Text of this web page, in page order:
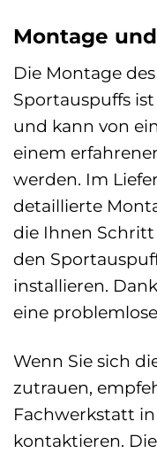
Montage
Die Montage
Sportauspuffs
und kann von
einem
werden. Im
detaillierte
die Ihnen
den
installieren.
eine
Wenn Sie sich
zutrauen,
Fachwerkstatt
kontaktieren.